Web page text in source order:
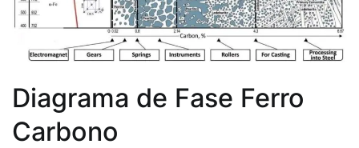
Diagrama de Fase Ferro
Carbono